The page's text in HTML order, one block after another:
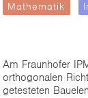
Mathematik
Am Fraunhofer
orthogonalen
getesteten